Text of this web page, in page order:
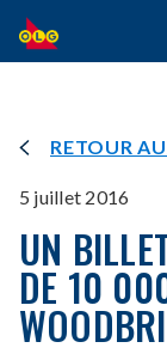
ALLER
AU
CONTENU
RETOUR
5 juillet 2016
UN
DE 10